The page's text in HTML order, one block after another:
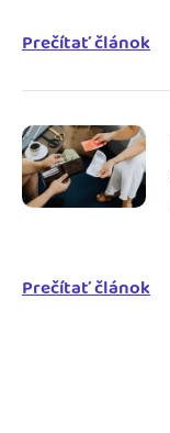
Prečítať článok
Prečítať článok